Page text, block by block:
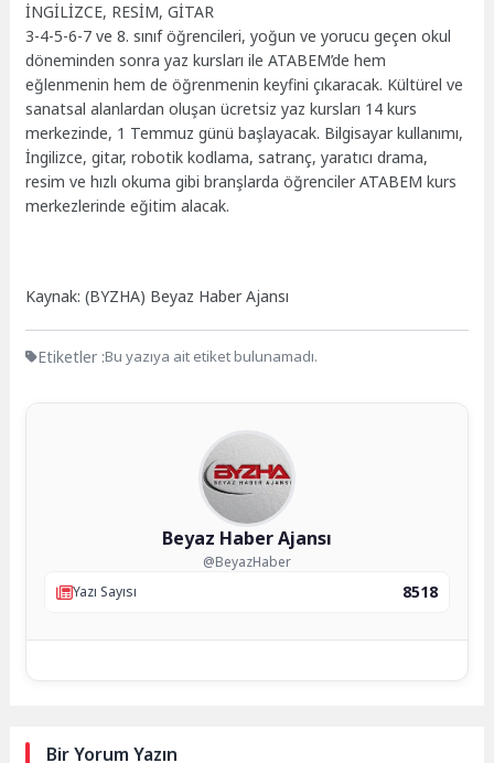
İNGİLİZCE, RESİM, GİTAR
3-4-5-6-7 ve 8. sınıf öğrencileri, yoğun ve yorucu geçen okul
döneminden sonra yaz kursları ile ATABEM’de hem
eğlenmenin hem de öğrenmenin keyfini çıkaracak. Kültürel ve
sanatsal alanlardan oluşan ücretsiz yaz kursları 14 kurs
merkezinde, 1 Temmuz günü başlayacak. Bilgisayar kullanımı,
İngilizce, gitar, robotik kodlama, satranç, yaratıcı drama,
resim ve hızlı okuma gibi branşlarda öğrenciler ATABEM kurs
merkezlerinde eğitim alacak.
Kaynak: (BYZHA) Beyaz Haber Ajansı
Etiketler :Bu yazıya ait etiket bulunamadı.
Beyaz Haber Ajansı
@BeyazHaber
Yazı Sayısı
8518
Bir Yorum Yazın